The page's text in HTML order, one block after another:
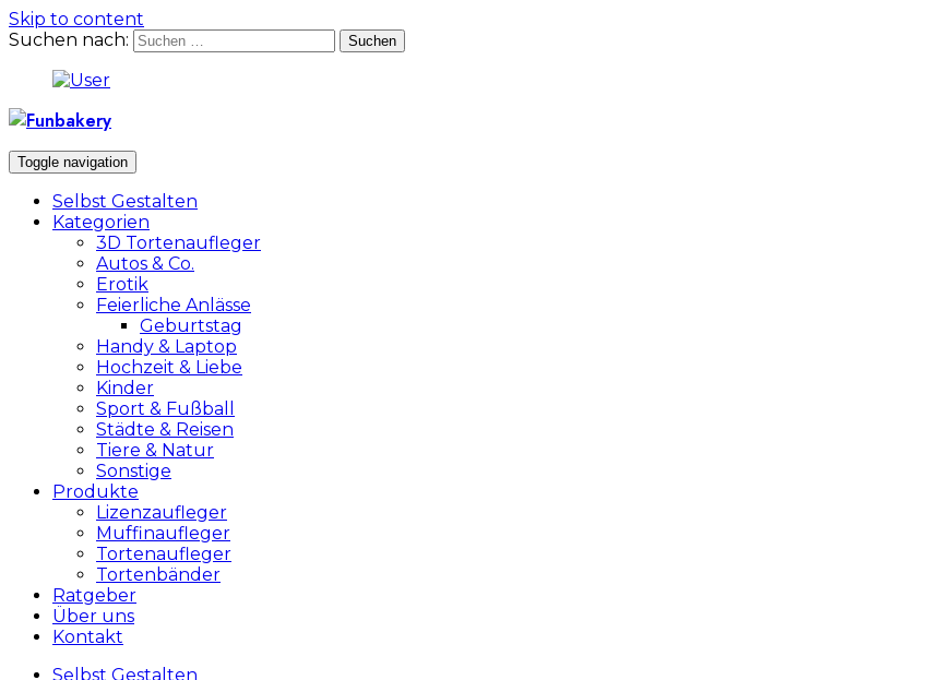
Skip to content
Suchen nach:
Toggle navigation
Selbst Gestalten
Kategorien
3D Tortenaufleger
Autos & Co.
Erotik
Feierliche Anlässe
Geburtstag
Handy & Laptop
Hochzeit & Liebe
Kinder
Sport & Fußball
Städte & Reisen
Tiere & Natur
Sonstige
Produkte
Lizenzaufleger
Muffinaufleger
Tortenaufleger
Tortenbänder
Ratgeber
Über uns
Kontakt
Selbst Gestalten